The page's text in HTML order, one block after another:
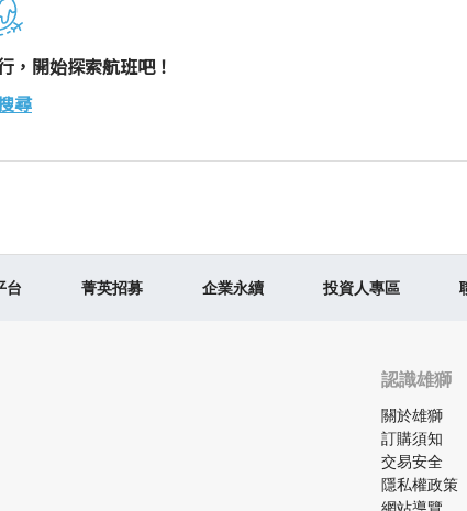
，開始探索航班吧！
尋
台 菁英招募 企業永續 投資人專區
認識雄獅
關於雄獅
訂購須知
交易安全
隱私權政策